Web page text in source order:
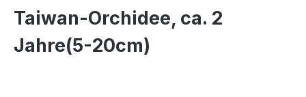
Taiwan-Orchidee, ca. 2
Jahre(5-20cm)